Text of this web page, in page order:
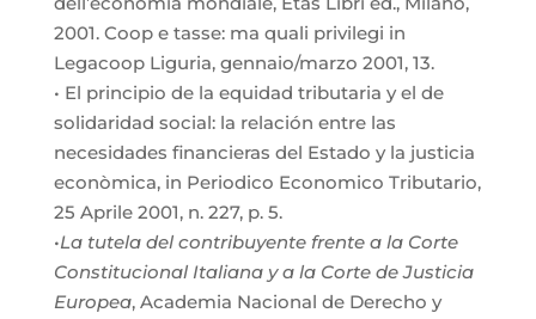
2001. Coop e tasse: ma quali privilegi in
Legacoop Liguria, gennaio/marzo 2001, 13.
• El principio de la equidad tributaria y el de
solidaridad social: la relación entre las
necesidades financieras del Estado y la justicia
econòmica, in Periodico Economico Tributario,
25 Aprile 2001, n. 227, p. 5.
•La tutela del contribuyente frente a la Corte
Constitucional Italiana y a la Corte de Justicia
Europea, Academia Nacional de Derecho y